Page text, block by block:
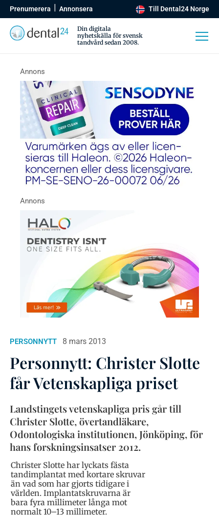
Prenumerera Annonsera Till Dental24 Norge
Din digitala
nyhetskälla för svensk
tandvård sedan 2008.
PERSONNYTT 8 mars 2013
Personnytt: Christer Slotte
får Vetenskapliga priset
Landstingets vetenskapliga pris går till
Christer Slotte, övertandläkare,
Odontologiska institutionen, Jönköping, för
hans forskningsinsatser 2012.
Christer Slotte har lyckats fästa
tandimplantat med kortare skruvar
än vad som har gjorts tidigare i
världen. Implantatskruvarna är
bara fyra millimeter långa mot
normalt 10–13 millimeter.